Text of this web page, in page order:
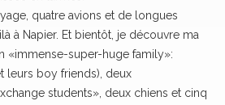
quatre avions et de longues
à Napier. Et bientôt, je découvre ma
«immense-super-huge family»:
leurs boy friends), deux
students», deux chiens et cinq